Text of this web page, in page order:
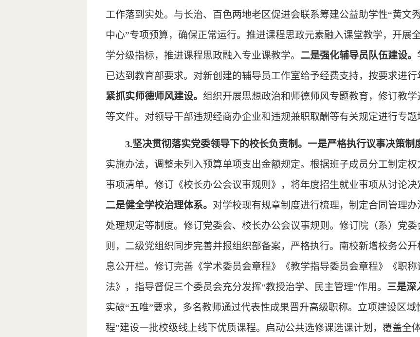
工作落到实处。与长治、百色两地老区促进会联系筹建公益助学性“黄文
中心”专项预算，确保正常运行。推进课程思政元素融入课堂教学，开展
学分级指标，推进课程思政融入专业课教学。 二是强化辅导员队伍建设。
已达到教育部要求。对新创建的辅导员工作室给予经费支持，按要求进行
紧抓实师德师风建设。 组织开展思想政治和师德师风专题教育，修订教
等文件。对领导干部违规经商办企业和违规兼职取酬等有关规定进行专题
3.坚决贯彻落实党委领导下的校长负责制。一是严格执行议事决策制
实施办法，调整未列入预算单项支出金额规定。根据班子成员分工制定
事项清单。修订《校长办公会议事规则》，将年度招生就业事项从讨论决
二是健全学校治理体系。 对学校现有规章制度进行梳理，制定合同管理
处理规定等制度。修订党委会、校长办公会议事规则。修订院（系）党
则，二级党组织同步完善并报组织部备案，严格执行。南校新增校务公
息公开栏。修订完善《学术委员会章程》《教学指导委员会章程》《职
法》，指导督促三个委员会充分发挥“教授治学、民主管理”作用。 三是深
实破“五唯”要求，多名教师通过代表性成果晋升高级职称。立项建设区
程”建设一批校级线上线下优质课程。启动公共选修课选课计划，覆盖全